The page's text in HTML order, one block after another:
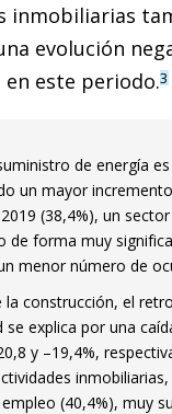
inmobiliarias
evolución
este periodo.3
de energía
un mayor
(38,4%), un
de forma muy
menor número de
la construcción, el
se explica por una
y –19,4%,
(40,4%), muy